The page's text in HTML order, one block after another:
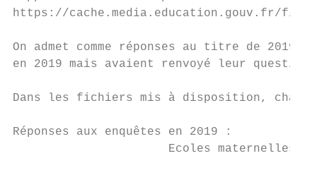
https://cache.media.education.gouv.fr/file/
On admet comme réponses au titre de
en 2019 mais avaient renvoyé leur
Dans les fichiers mis à disposition, chaque
Réponses aux enquêtes en 2019 :
Ecoles maternelles